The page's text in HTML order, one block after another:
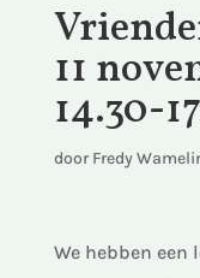
11
14.30-
door Fredy
We hebben een